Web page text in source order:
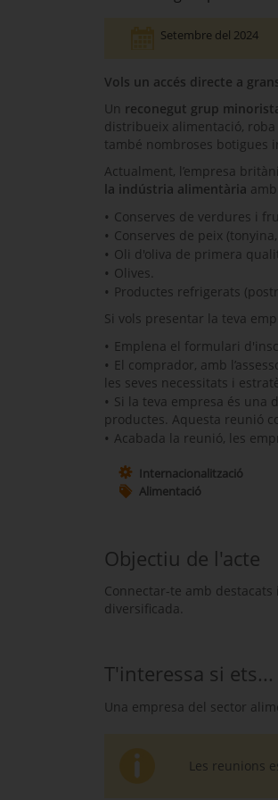
Setembre del 2024
Vols un accés directe a
Un reconegut grup
distribueix alimentació,
també nombroses botigues
Actualment, l’empresa
la indústria alimentària
Conserves de verdures i
Conserves de peix
Oli d'oliva de primera
Olives.
Productes refrigerats
Si vols presentar la teva
Emplena el formulari
El comprador, amb
les seves necessitats i
Si la teva empresa és una
productes. Aquesta reunió
Acabada la reunió, les
Internacionalització
Alimentació
Objectiu de l'acte
Connectar-te amb
diversificada.
T'interessa si ets...
Una empresa del sector
Les reunions